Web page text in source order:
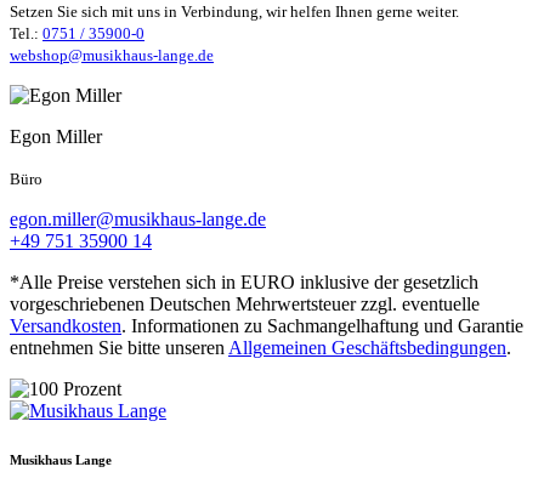
Setzen Sie sich mit uns in Verbindung, wir helfen Ihnen gerne weiter.
Tel.: 0751 / 35900-0
webshop@musikhaus-lange.de
Egon Miller
Büro
egon.miller@musikhaus-lange.de
+49 751 35900 14
*Alle Preise verstehen sich in EURO inklusive der gesetzlich
vorgeschriebenen Deutschen Mehrwertsteuer zzgl. eventuelle
Versandkosten. Informationen zu Sachmangelhaftung und Garantie
entnehmen Sie bitte unseren Allgemeinen Geschäftsbedingungen.
Musikhaus Lange